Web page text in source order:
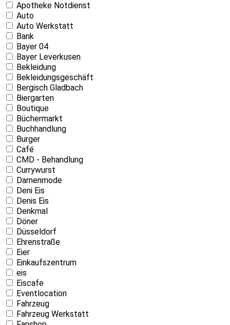
Apotheke Notdienst
Auto
Auto Werkstatt
Bank
Bayer 04
Bayer Leverkusen
Bekleidung
Bekleidungsgeschäft
Bergisch Gladbach
Biergarten
Boutique
Büchermarkt
Buchhandlung
Burger
Café
CMD - Behandlung
Currywurst
Damenmode
Deni Eis
Denis Eis
Denkmal
Döner
Düsseldorf
Ehrenstraße
Eier
Einkaufszentrum
eis
Eiscafe
Eventlocation
Fahrzeug
Fahrzeug Werkstatt